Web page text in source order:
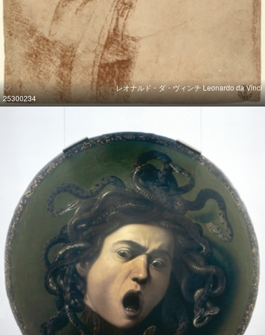
25300234
レオナルド・ダ・ヴィンチ Leonardo da Vinci